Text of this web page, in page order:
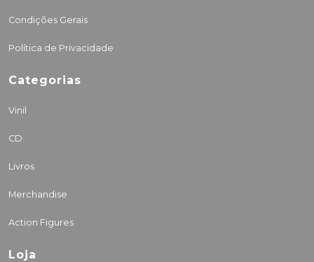
Condições Gerais
Política de Privacidade
Categorias
Vinil
CD
Livros
Merchandise
Action Figures
Loja